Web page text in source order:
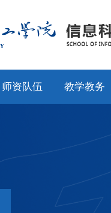
师资队伍 教学教务
专业设置